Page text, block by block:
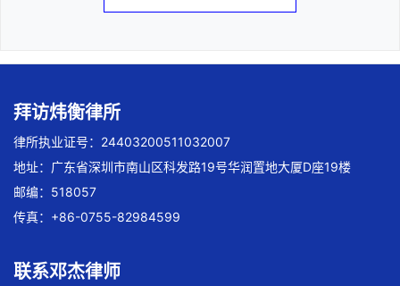
拜访炜衡律所
律所执业证号：24403200511032007
地址：广东省深圳市南山区科发路19号华润置地大厦D座19楼
邮编：518057
传真：+86-0755-82984599
联系邓杰律师